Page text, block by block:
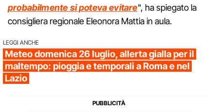
probabilmente si poteva evitare", ha spiegato la
consigliera regionale Eleonora Mattia in aula.
LEGGI ANCHE
Meteo domenica 26 luglio, allerta gialla per il
maltempo: pioggia e temporali a Roma e nel
Lazio